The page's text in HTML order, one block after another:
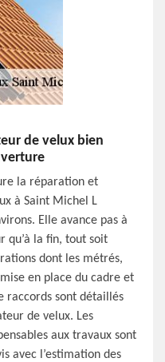
de velux bien
la réparation et
à Saint Michel L
Elle avance pas à
qu’à la fin, tout soit
dont les métrés,
en place du cadre et
raccords sont détaillés
de velux. Les
aux travaux sont
avec l’estimation des